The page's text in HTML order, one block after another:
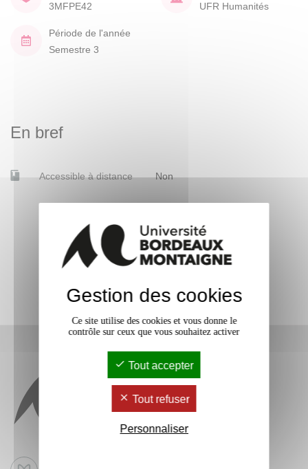
3MFPE42
UFR Humanités
Période de l'année
Semestre 3
En bref
Accessible à distance Non
Gestion des cookies
Ce site utilise des cookies et vous donne le
contrôle sur ceux que vous souhaitez activer
Tout accepter
Tout refuser
Personnaliser